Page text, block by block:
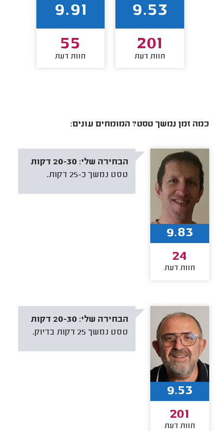
9.53
201
חוות דעת
9.91
55
חוות דעת
כמה זמן נמשך טסט? המומחים עונים:
הבחירה שלי: 20-30 דקות
טסט נמשך כ-25 דקות.
9.83
24
חוות דעת
הבחירה שלי: 20-30 דקות
טסט נמשך 25 דקות בדיוק.
9.53
201
חוות דעת